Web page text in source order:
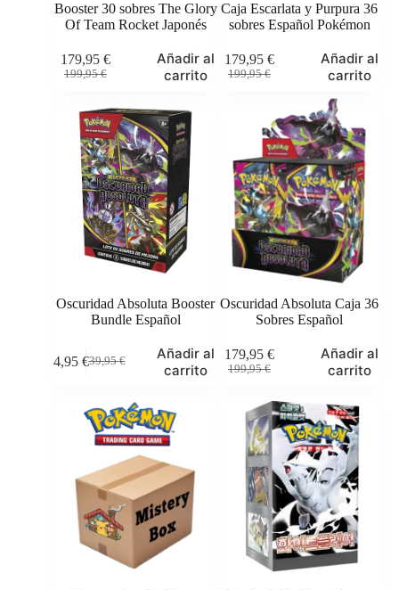
Booster 30 sobres The Glory
Of Team Rocket Japonés
199,95€
El
original
era:
199,95 €.
179,95 €
El
actual
es:
179,95 €.
Añadir al
carrito
Caja Escarlata y Purpura 36
sobres Español Pokémon
199,95€
El
199,95 €.
179,95 €
El
179,95 €.
Añadir al
carrito
Oscuridad Absoluta Booster
Bundle Español
39,95€
El
era:
39,95 €.
34,95 €El
es:
34,95 €.
Añadir al
carrito
Oscuridad Absoluta Caja 36
Sobres Español
199,95€
El
original
era:
199,95 €.
179,95 €
El
actual
es:
179,95 €.
Añadir al
carrito